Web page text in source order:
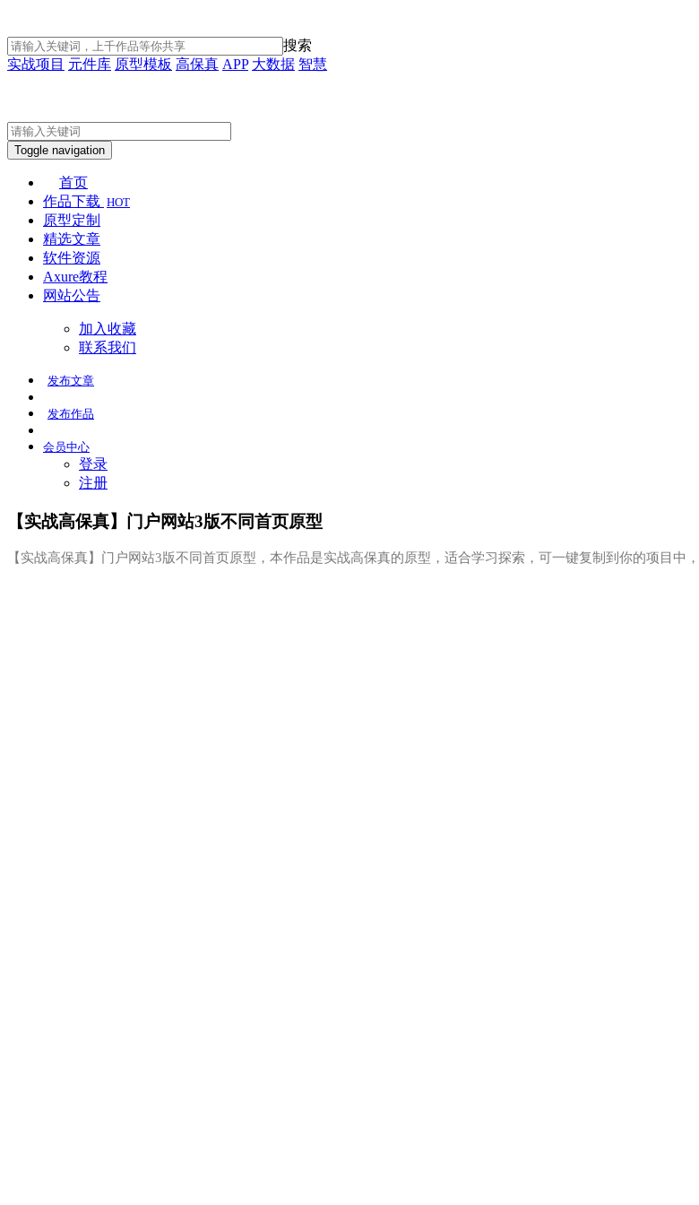
搜索
实战项目 元件库 原型模板 高保真 APP 大数据 智慧
Toggle navigation
首页
作品下载 HOT
原型定制
精选文章
软件资源
Axure教程
网站公告
加入收藏
联系我们
发布文章
发布作品
会员中心
登录
注册
【实战高保真】门户网站3版不同首页原型
【实战高保真】门户网站3版不同首页原型，本作品是实战高保真的原型，适合学习探索，可一键复制到你的项目中